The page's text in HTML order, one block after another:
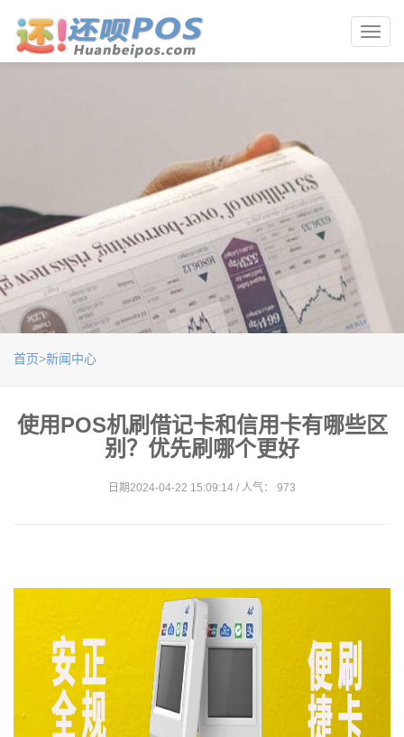
首页>新闻中心
使用POS机刷借记卡和信用卡有哪些区
别？优先刷哪个更好
日期2024-04-22 15:09:14 / 人气： 973